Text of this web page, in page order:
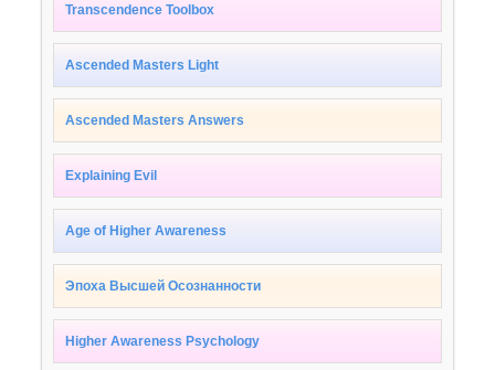
Transcendence Toolbox
Ascended Masters Light
Ascended Masters Answers
Explaining Evil
Age of Higher Awareness
Эпоха Высшей Осознанности
Higher Awareness Psychology